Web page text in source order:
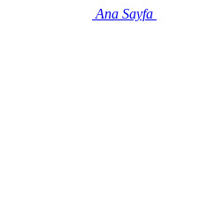
Ana Sayfa